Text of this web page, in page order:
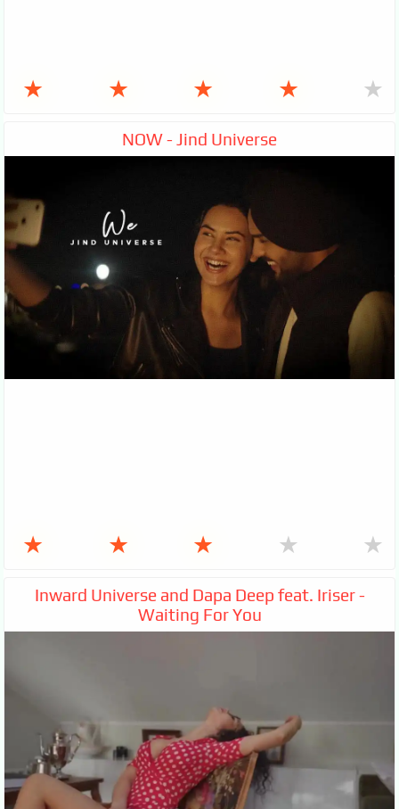
★ ★ ★ ★ ★
NOW - Jind Universe
★ ★ ★ ★ ★
Inward Universe and Dapa Deep feat. Iriser -
Waiting For You